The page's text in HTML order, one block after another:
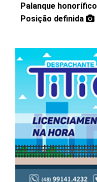
Palanque honorífico
Posição definida